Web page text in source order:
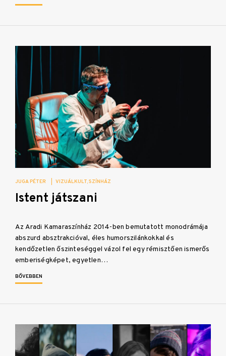
JUGA PÉTER VIZUÁLKULT SZÍNHÁZ
Istent játszani
Az Aradi Kamaraszínház 2014-ben bemutatott monodrámája
abszurd absztrakcióval, éles humorszilánkokkal és
kendőzetlen őszinteséggel vázol fel egy rémisztően ismerős
emberiségképet, egyetlen…
BŐVEBBEN